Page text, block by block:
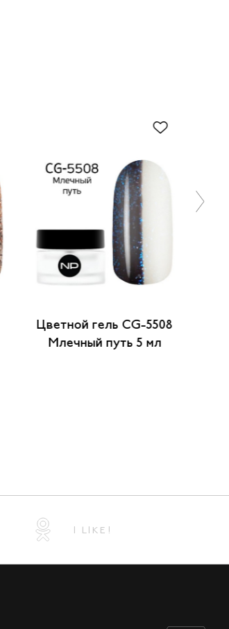
Цветной гель CG-5508
Млечный путь 5 мл
I LIKE!